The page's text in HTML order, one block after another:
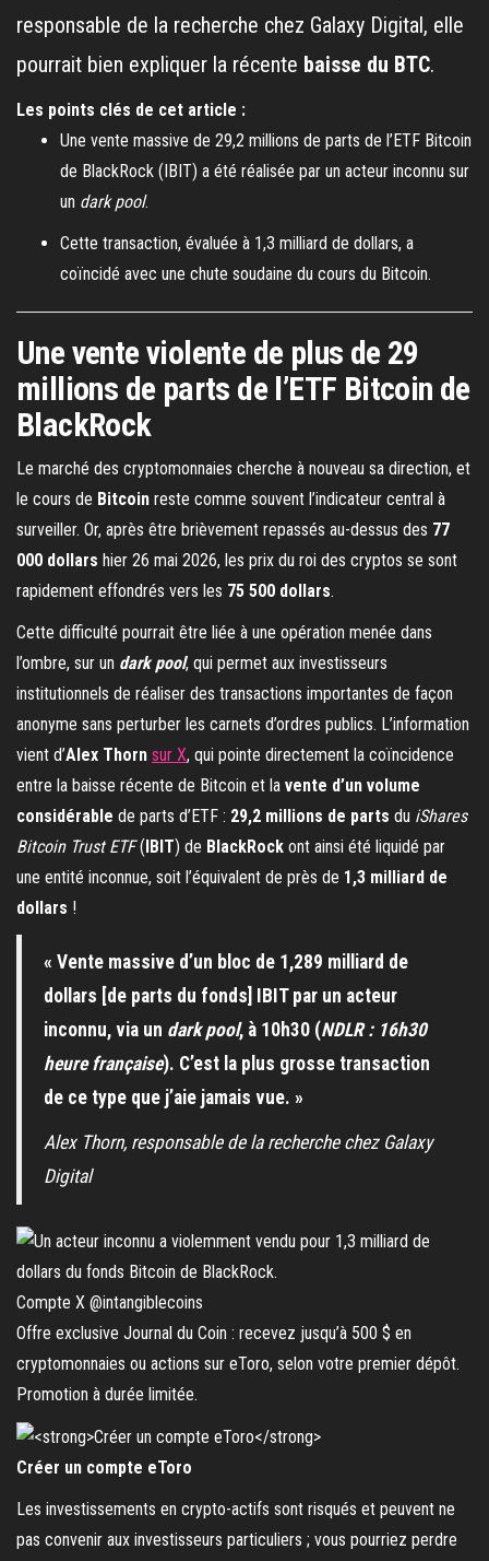
responsable de la recherche chez Galaxy Digital, elle
pourrait bien expliquer la récente baisse du BTC.
Les points clés de cet article :
Une vente massive de 29,2 millions de parts de l’ETF Bitcoin
de BlackRock (IBIT) a été réalisée par un acteur inconnu sur
un dark pool.
Cette transaction, évaluée à 1,3 milliard de dollars, a
coïncidé avec une chute soudaine du cours du Bitcoin.
Une vente violente de plus de 29
millions de parts de l’ETF Bitcoin de
BlackRock
Le marché des cryptomonnaies cherche à nouveau sa direction, et
le cours de Bitcoin reste comme souvent l’indicateur central à
surveiller. Or, après être brièvement repassés au-dessus des 77
000 dollars hier 26 mai 2026, les prix du roi des cryptos se sont
rapidement effondrés vers les 75 500 dollars.
Cette difficulté pourrait être liée à une opération menée dans
l’ombre, sur un dark pool, qui permet aux investisseurs
institutionnels de réaliser des transactions importantes de façon
anonyme sans perturber les carnets d’ordres publics. L’information
vient d’Alex Thorn sur X, qui pointe directement la coïncidence
entre la baisse récente de Bitcoin et la vente d’un volume
considérable de parts d’ETF : 29,2 millions de parts du iShares
Bitcoin Trust ETF(IBIT) de BlackRock ont ainsi été liquidé par
une entité inconnue, soit l’équivalent de près de 1,3 milliard de
dollars !
« Vente massive d’un bloc de 1,289 milliard de
dollars [de parts du fonds] IBIT par un acteur
inconnu, via un dark pool, à 10h30 (NDLR : 16h30
heure française). C’est la plus grosse transaction
de ce type que j’aie jamais vue. »
Alex Thorn, responsable de la recherche chez Galaxy
Digital
Compte X @intangiblecoins
Offre exclusive Journal du Coin : recevez jusqu’à 500 $ en
cryptomonnaies ou actions sur eToro, selon votre premier dépôt.
Promotion à durée limitée.
Créer un compte eToro
Les investissements en crypto-actifs sont risqués et peuvent ne
pas convenir aux investisseurs particuliers ; vous pourriez perdre